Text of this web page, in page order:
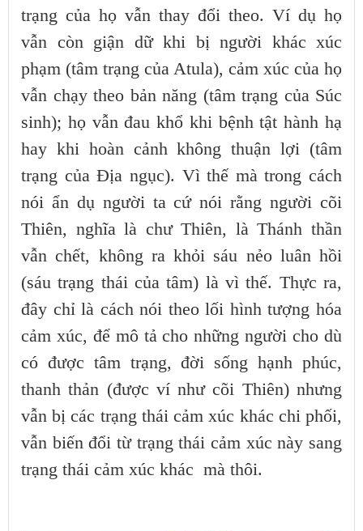
trạng của họ vẫn thay đổi theo. Ví dụ họ
vẫn còn giận dữ khi bị người khác xúc
phạm (tâm trạng của Atula), cảm xúc của họ
vẫn chạy theo bản năng (tâm trạng của Súc
sinh); họ vẫn đau khổ khi bệnh tật hành hạ
hay khi hoàn cảnh không thuận lợi (tâm
trạng của Địa ngục). Vì thế mà trong cách
nói ẩn dụ người ta cứ nói rằng người cõi
Thiên, nghĩa là chư Thiên, là Thánh thần
vẫn chết, không ra khỏi sáu nẻo luân hồi
(sáu trạng thái của tâm) là vì thế. Thực ra,
đây chỉ là cách nói theo lối hình tượng hóa
cảm xúc, để mô tả cho những người cho dù
có được tâm trạng, đời sống hạnh phúc,
thanh thản (được ví như cõi Thiên) nhưng
vẫn bị các trạng thái cảm xúc khác chi phối,
vẫn biến đổi từ trạng thái cảm xúc này sang
trạng thái cảm xúc khác mà thôi.